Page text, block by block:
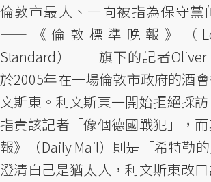
倫敦市最大、一向被指為保守黨
——《倫敦標準晚報》（
Standard）——旗下的記者Oliver
於2005年在一場倫敦市政府的酒
文斯東。利文斯東一開始拒絕採
指責該記者「像個德國戰犯」，
報》（Daily Mail）則是「希特勒
澄清自己是猶太人，利文斯東改